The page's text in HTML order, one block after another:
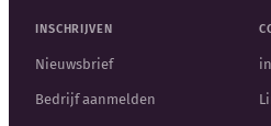
INSCHRIJVEN
Nieuwsbrief
Bedrijf aanmelden